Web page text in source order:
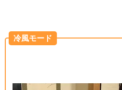
冷風モード